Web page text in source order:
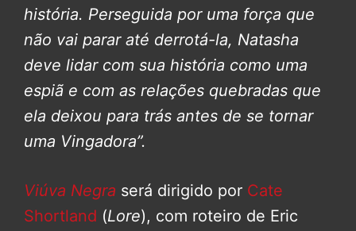
história. Perseguida por uma força que
não vai parar até derrotá-la, Natasha
deve lidar com sua história como uma
espiã e com as relações quebradas que
ela deixou para trás antes de se tornar
uma Vingadora”.
Viúva Negra será dirigido por Cate
Shortland (Lore), com roteiro de Eric